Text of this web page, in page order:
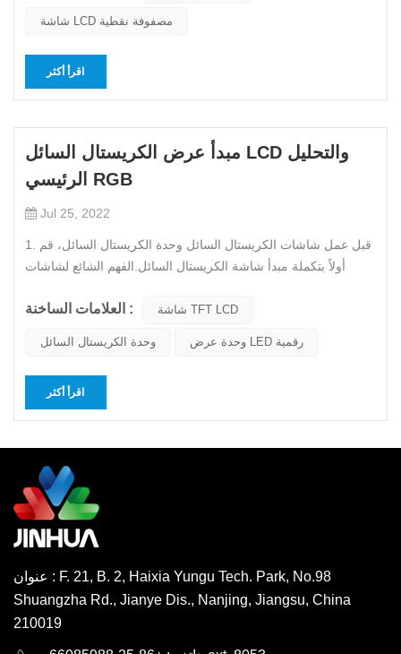
شاشة LCD مصفوفة نقطية
اقرأ أكثر
مبدأ عرض الكريستال السائل LCD والتحليل
الرئيسي RGB
Jul 25, 2022
1. قبل عمل شاشات الكريستال السائل وحدة الكريستال السائل، قم
أولاً بتكملة مبدأ شاشة الكريستال السائل.الفهم الشائع لشاشات
سي دي يتكون من ثلاثة أجزاء: RGB. عندما تكون النقاط الثلاث
العلامات الساخنة : شاشة TFT LCD
وحدة الكريستال السائل وحدة عرض LED رقمية
اقرأ أكثر
عنوان : F. 21, B. 2, Haixia Yungu Tech. Park, No.98
Shuangzha Rd., Jianye Dis., Nanjing, Jiangsu, China
210019
English Deutsch